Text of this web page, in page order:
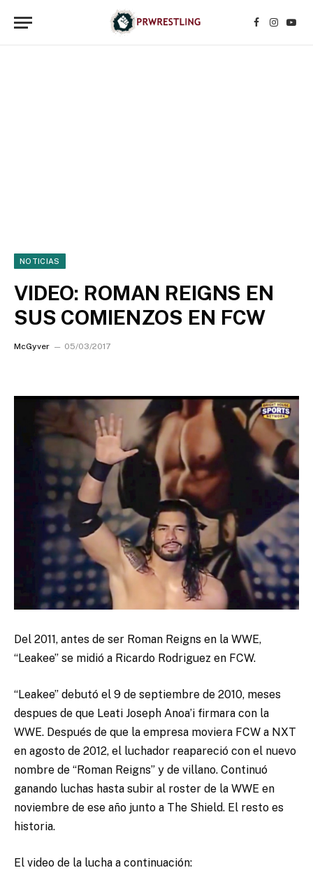
Facebook
NOTICIAS
VIDEO: ROMAN REIGNS EN
SUS COMIENZOS EN FCW
McGyver 05/03/2017
Del 2011, antes de ser Roman Reigns en la WWE,
“Leakee” se midió a Ricardo Rodriguez en FCW.
“Leakee” debutó el 9 de septiembre de 2010, meses
despues de que Leati Joseph Anoa’i firmara con la
WWE. Después de que la empresa moviera FCW a NXT
en agosto de 2012, el luchador reapareció con el nuevo
nombre de “Roman Reigns” y de villano. Continuó
ganando luchas hasta subir al roster de la WWE en
noviembre de ese año junto a The Shield. El resto es
historia.
El video de la lucha a continuación: